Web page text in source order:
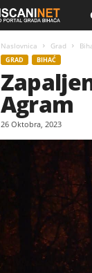
i
Naslovnica Grad
GRAD BIHAĆ
Agram
26 Oktobra, 2023